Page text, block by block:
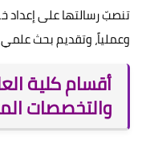
تنصبّ رسالتها على إعداد
وعملياً، وتقديم بحث
أقسام كلية
والتخصصات